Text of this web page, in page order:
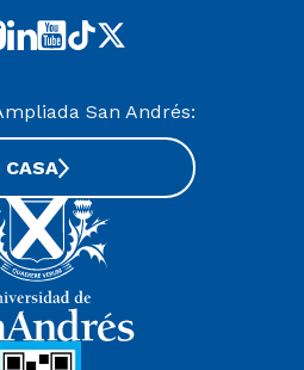
San Andrés:
CASA